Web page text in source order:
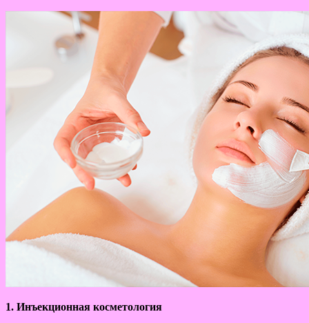
1. Инъекционная косметология